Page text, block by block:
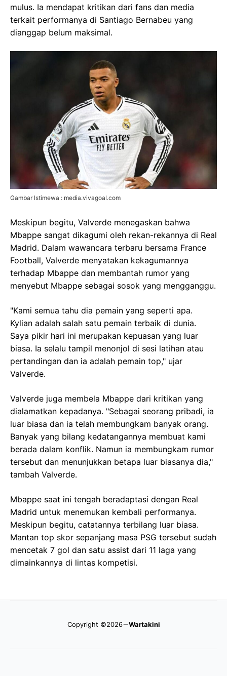
mulus. Ia mendapat kritikan dari fans dan media
terkait performanya di Santiago Bernabeu yang
dianggap belum maksimal.
Gambar Istimewa : media.vivagoal.com
Meskipun begitu, Valverde menegaskan bahwa
Mbappe sangat dikagumi oleh rekan-rekannya di Real
Madrid. Dalam wawancara terbaru bersama France
Football, Valverde menyatakan kekagumannya
terhadap Mbappe dan membantah rumor yang
menyebut Mbappe sebagai sosok yang mengganggu.
"Kami semua tahu dia pemain yang seperti apa.
Kylian adalah salah satu pemain terbaik di dunia.
Saya pikir hari ini merupakan kepuasan yang luar
biasa. Ia selalu tampil menonjol di sesi latihan atau
pertandingan dan ia adalah pemain top," ujar
Valverde.
Valverde juga membela Mbappe dari kritikan yang
dialamatkan kepadanya. "Sebagai seorang pribadi, ia
luar biasa dan ia telah membungkam banyak orang.
Banyak yang bilang kedatangannya membuat kami
berada dalam konflik. Namun ia membungkam rumor
tersebut dan menunjukkan betapa luar biasanya dia,"
tambah Valverde.
Mbappe saat ini tengah beradaptasi dengan Real
Madrid untuk menemukan kembali performanya.
Meskipun begitu, catatannya terbilang luar biasa.
Mantan top skor sepanjang masa PSG tersebut sudah
mencetak 7 gol dan satu assist dari 11 laga yang
dimainkannya di lintas kompetisi.
Copyright ©2026 Wartakini